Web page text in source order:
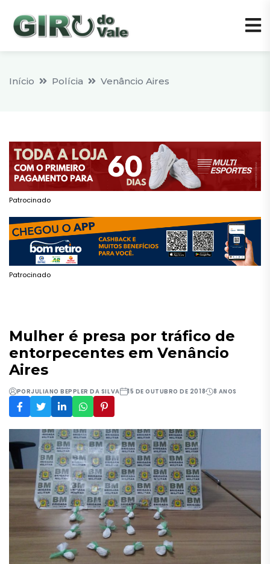
Início Polícia Venâncio Aires
Patrocinado
Patrocinado
Mulher é presa por tráfico de
entorpecentes em Venâncio
Aires
PORJULIANO BEPPLER DA SILVA 15 DE OUTUBRO DE 2018 8 ANOS